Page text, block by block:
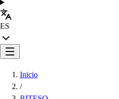
ES
Inicio
/